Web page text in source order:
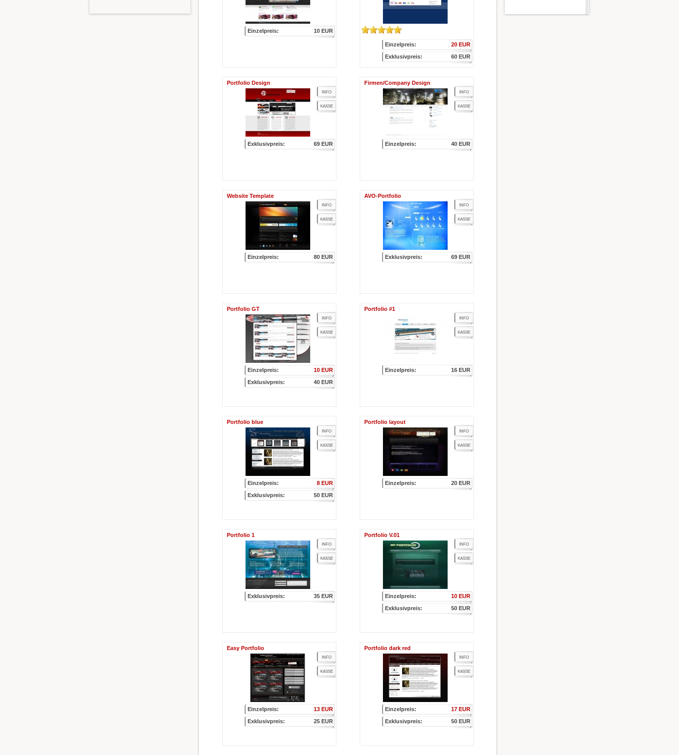
Einzelpreis: 10 EUR
Einzelpreis:
20 EUR
Exklusivpreis:
60 EUR
Portfolio Design
Exklusivpreis: 69 EUR
INFO
KASSE
Firmen/Company Design
Einzelpreis: 40 EUR
INFO
KASSE
Website Template
Einzelpreis: 80 EUR
INFO
KASSE
AVO-Portfolio
Exklusivpreis: 69 EUR
INFO
KASSE
Portfolio GT
Einzelpreis:
10 EUR
Exklusivpreis:
40 EUR
INFO
KASSE
Portfolio #1
Einzelpreis: 16 EUR
INFO
KASSE
Portfolio blue
Einzelpreis:
8 EUR
Exklusivpreis:
50 EUR
INFO
KASSE
Portfolio layout
Einzelpreis: 20 EUR
INFO
KASSE
Portfolio 1
Exklusivpreis: 35 EUR
INFO
KASSE
Portfolio V.01
Einzelpreis:
10 EUR
Exklusivpreis:
50 EUR
INFO
KASSE
Easy Portfolio
Einzelpreis:
13 EUR
Exklusivpreis:
25 EUR
INFO
KASSE
Portfolio dark red
Einzelpreis:
17 EUR
Exklusivpreis:
50 EUR
INFO
KASSE